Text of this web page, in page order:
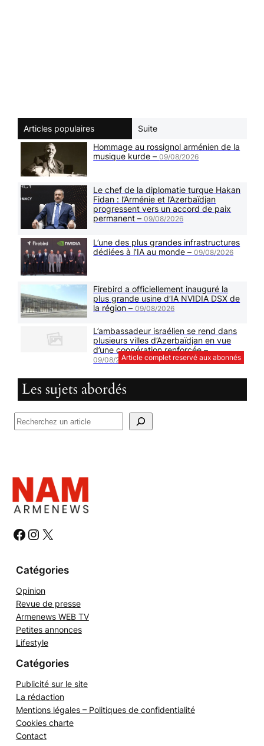
Articles populaires
Suite
Hommage au rossignol arménien de la
musique kurde –09/08/2026
Le chef de la diplomatie turque Hakan
Fidan : l’Arménie et l’Azerbaïdjan
progressent vers un accord de paix
permanent –09/08/2026
L’une des plus grandes infrastructures
dédiées à l’IA au monde –09/08/2026
Firebird a officiellement inauguré la
plus grande usine d’IA NVIDIA DSX de
la région –09/08/2026
Article complet reservé aux abonnés
L’ambassadeur israélien se rend dans
plusieurs villes d’Azerbaïdjan en vue
d’une coopération renforcée –
09/08/2026
Les sujets abordés
R
e
c
h
e
# # #
Catégories
Opinion
Revue de presse
Armenews WEB TV
Petites annonces
Lifestyle
Catégories
Publicité sur le site
La rédaction
Mentions légales – Politiques de confidentialité
Cookies charte
Contact